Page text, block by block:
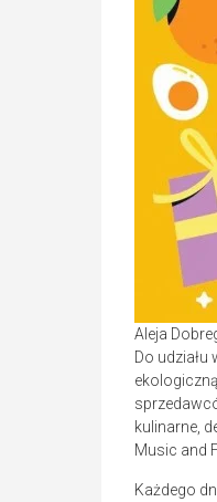
Aleja
Do
kulinarne,
Music and
Każdego